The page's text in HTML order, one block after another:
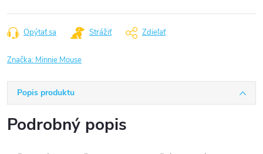
Opýtať sa Strážiť Zdieľať
Značka: Minnie Mouse
Popis produktu
Podrobný popis